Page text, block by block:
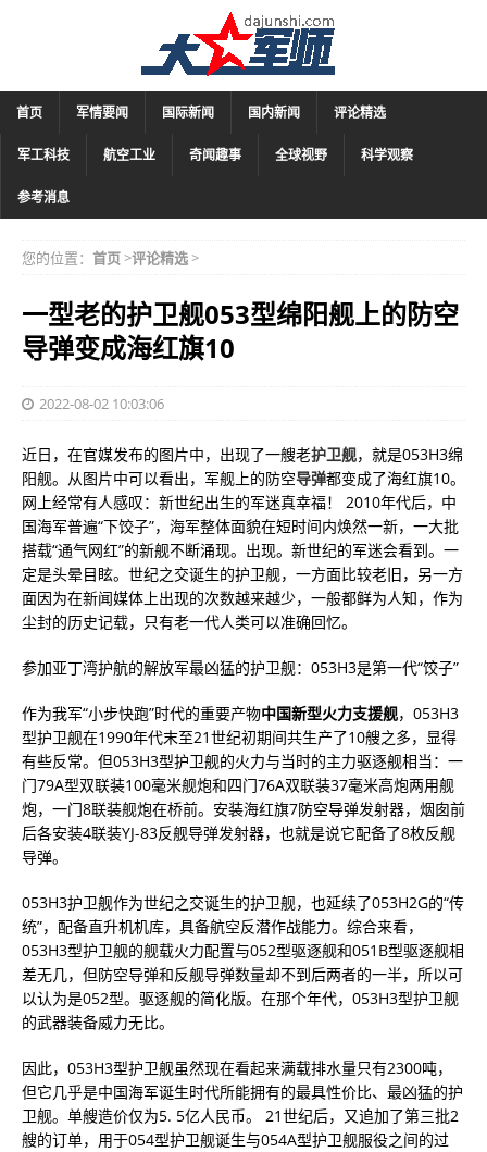
首页 军情要闻 国际新闻 国内新闻 评论精选
军工科技 航空工业 奇闻趣事 全球视野 科学观察
参考消息
您的位置： 首页>评论精选>
一型老的护卫舰053型绵阳舰上的防空
导弹变成海红旗10
2022-08-02 10:03:06
近日，在官媒发布的图片中，出现了一艘老护卫舰，就是053H3绵
阳舰。从图片中可以看出，军舰上的防空导弹都变成了海红旗10。
网上经常有人感叹：新世纪出生的军迷真幸福！ 2010年代后，中
国海军普遍“下饺子”，海军整体面貌在短时间内焕然一新，一大批
搭载“通气网红”的新舰不断涌现。出现。新世纪的军迷会看到。一
定是头晕目眩。世纪之交诞生的护卫舰，一方面比较老旧，另一方
面因为在新闻媒体上出现的次数越来越少，一般都鲜为人知，作为
尘封的历史记载，只有老一代人类可以准确回忆。
参加亚丁湾护航的解放军最凶猛的护卫舰：053H3是第一代“饺子”
作为我军“小步快跑”时代的重要产物中国新型火力支援舰，053H3
型护卫舰在1990年代末至21世纪初期间共生产了10艘之多，显得
有些反常。但053H3型护卫舰的火力与当时的主力驱逐舰相当：一
门79A型双联装100毫米舰炮和四门76A双联装37毫米高炮两用舰
炮，一门8联装舰炮在桥前。安装海红旗7防空导弹发射器，烟囱前
后各安装4联装YJ-83反舰导弹发射器，也就是说它配备了8枚反舰
导弹。
053H3护卫舰作为世纪之交诞生的护卫舰，也延续了053H2G的“传
统”，配备直升机机库，具备航空反潜作战能力。综合来看，
053H3型护卫舰的舰载火力配置与052型驱逐舰和051B型驱逐舰相
差无几，但防空导弹和反舰导弹数量却不到后两者的一半，所以可
以认为是052型。驱逐舰的简化版。在那个年代，053H3型护卫舰
的武器装备威力无比。
因此，053H3型护卫舰虽然现在看起来满载排水量只有2300吨，
但它几乎是中国海军诞生时代所能拥有的最具性价比、最凶猛的护
卫舰。单艘造价仅为5. 5亿人民币。 21世纪后，又追加了第三批2
艘的订单，用于054型护卫舰诞生与054A型护卫舰服役之间的过